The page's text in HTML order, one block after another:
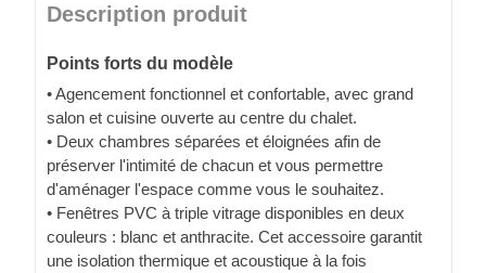
Description produit
Points forts du modèle
• Agencement fonctionnel et confortable, avec grand
salon et cuisine ouverte au centre du chalet.
• Deux chambres séparées et éloignées afin de
préserver l'intimité de chacun et vous permettre
d'aménager l'espace comme vous le souhaitez.
• Fenêtres PVC à triple vitrage disponibles en deux
couleurs : blanc et anthracite. Cet accessoire garantit
une isolation thermique et acoustique à la fois